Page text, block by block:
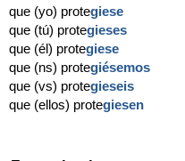
que (yo) protegiese
que (tú) protegieses
que (él) protegiese
que (ns) protegiésemos
que (vs) protegieseis
que (ellos) protegiesen